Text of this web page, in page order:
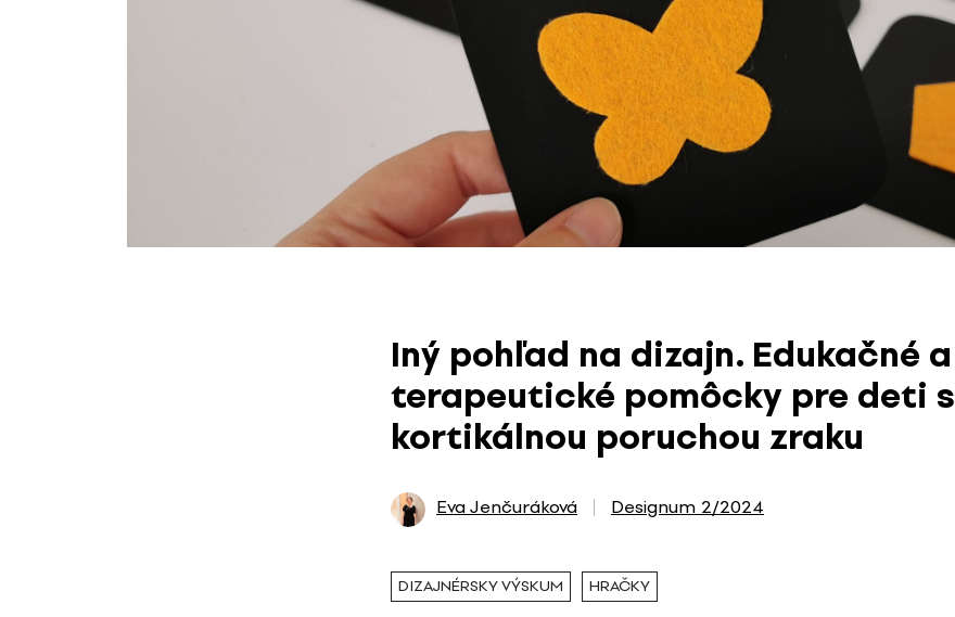
Iný pohľad na dizajn. Edukačné a
terapeutické pomôcky pre deti s
kortikálnou poruchou zraku
Eva Jenčuráková Designum 2/2024
DIZAJNÉRSKY VÝSKUM HRAČKY